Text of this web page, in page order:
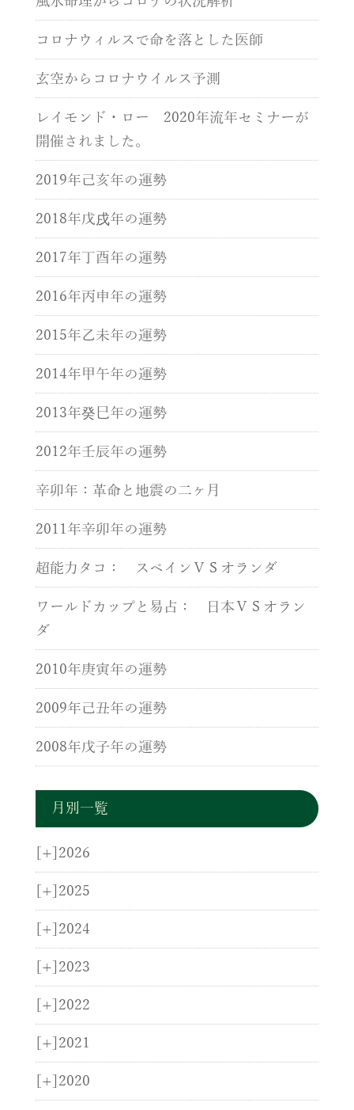
コロナウィルスで命を落とした医師
玄空からコロナウイルス予測
レイモンド・ロー 2020年流年セミナーが
開催されました。
2019年己亥年の運勢
2018年戊戌年の運勢
2017年丁酉年の運勢
2016年丙申年の運勢
2015年乙未年の運勢
2014年甲午年の運勢
2013年癸巳年の運勢
2012年壬辰年の運勢
辛卯年：革命と地震の二ヶ月
2011年辛卯年の運勢
超能力タコ： スペインＶＳオランダ
ワールドカップと易占： 日本ＶＳオラン
ダ
2010年庚寅年の運勢
2009年己丑年の運勢
2008年戊子年の運勢
月別一覧
[+] 2026
[+] 2025
[+] 2024
[+] 2023
[+] 2022
[+] 2021
[+] 2020